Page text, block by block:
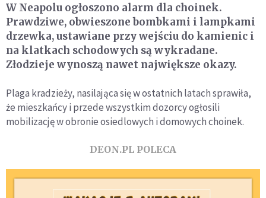
W Neapolu ogłoszono alarm dla choinek.
Prawdziwe, obwieszone bombkami i lampkami
drzewka, ustawiane przy wejściu do kamienic i
na klatkach schodowych są wykradane.
Złodzieje wynoszą nawet największe okazy.
Plaga kradzieży, nasilająca się w ostatnich latach sprawiła,
że mieszkańcy i przede wszystkim dozorcy ogłosili
mobilizację w obronie osiedlowych i domowych choinek.
DEON.PL POLECA